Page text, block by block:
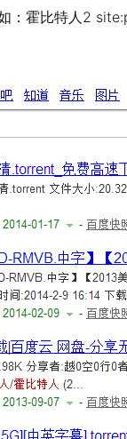
：霍比特人2